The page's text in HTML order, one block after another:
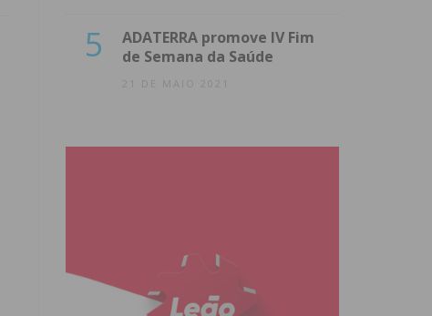
5
ADATERRA promove IV Fim
de Semana da Saúde
21 DE MAIO 2021